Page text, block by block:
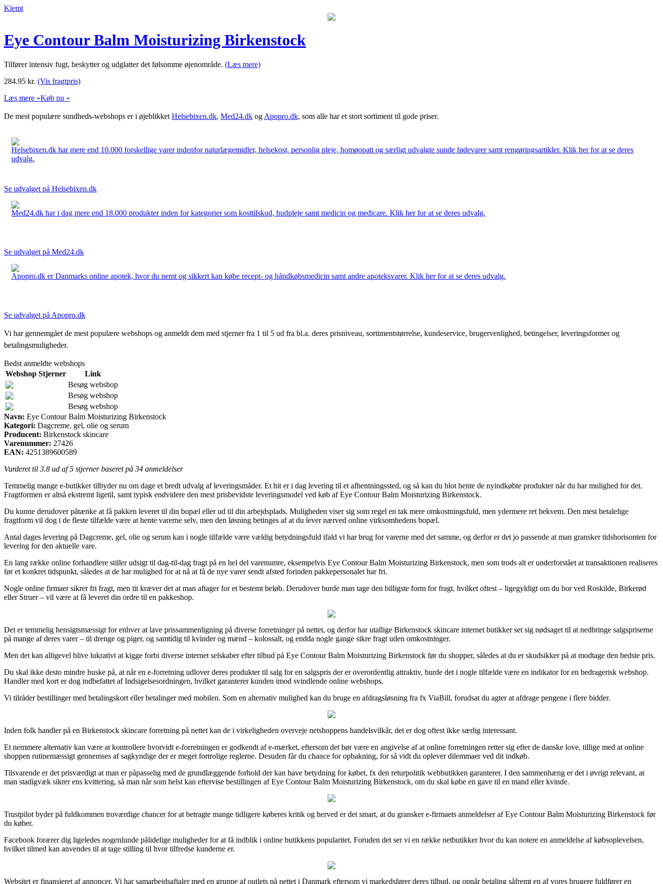
Klemt
Eye Contour Balm Moisturizing Birkenstock
Tilfører intensiv fugt, beskytter og udglatter det følsomme øjenområde. (Læs mere)
284.95 kr. (Vis fragtpris)
Læs mere »Køb nu »
De mest populære sundheds-webshops er i øjeblikket Helsebixen.dk, Med24.dk og Apopro.dk, som alle har et stort sortiment til gode priser.
Helsebixen.dk har mere end 10.000 forskellige varer indenfor naturlægemidler, helsekost, personlig pleje, homøopati og særligt udvalgte sunde fødevarer samt rengøringsartikler. Klik her for at se deres
udvalg.
Se udvalget på Helsebixen.dk
Med24.dk har i dag mere end 18.000 produkter inden for kategorier som kosttilskud, hudpleje samt medicin og medicare. Klik her for at se deres udvalg.
Se udvalget på Med24.dk
Apopro.dk er Danmarks online apotek, hvor du nemt og sikkert kan købe recept- og håndkøbsmedicin samt andre apoteksvarer. Klik her for at se deres udvalg.
Se udvalget på Apopro.dk
Vi har gennemgået de mest populære webshops og anmeldt dem med stjerner fra 1 til 5 ud fra bl.a. deres prisniveau, sortimentstørrelse, kundeservice, brugervenlighed, betingelser, leveringsformer og
betalingsmuligheder.
Bedst anmeldte webshops
Webshop Stjerner
Link
Besøg webshop
Besøg webshop
Besøg webshop
Navn: Eye Contour Balm Moisturizing Birkenstock
Kategori: Dagcreme, gel, olie og serum
Producent: Birkenstock skincare
Varenummer: 27426
EAN: 4251389600589
Vurderet til 3.8 ud af 5 stjerner baseret på 34 anmeldelser
Temmelig mange e-butikker tilbyder nu om dage et bredt udvalg af leveringsmåder. Et hit er i dag levering til et afhentningssted, og så kan du blot hente de nyindkøbte produkter når du har mulighed for det.
Fragtformen er altså ekstremt ligetil, samt typisk endvidere den mest prisbevidste leveringsmodel ved køb af Eye Contour Balm Moisturizing Birkenstock.
Du kunne derudover påtænke at få pakken leveret til din bopæl eller ud til din arbejdsplads. Muligheden viser sig som regel en tak mere omkostningsfuld, men ydermere ret bekvem. Den mest betalelige
fragtform vil dog i de fleste tilfælde være at hente varerne selv, men den løsning betinges af at du lever nærved online virksomhedens bopæl.
Antal dages levering på Dagcreme, gel, olie og serum kan i nogle tilfælde være vældig betydningsfuld ifald vi har brug for varerne med det samme, og derfor er det jo passende at man gransker tidshorisonten for
levering for den aktuelle vare.
En lang række online forhandlere stiller udsigt til dag-til-dag fragt på en hel del varenumre, eksempelvis Eye Contour Balm Moisturizing Birkenstock, men som trods alt er underforstået at transaktionen realiseres
før et konkret tidspunkt, således at de har mulighed for at nå at få de nye varer sendt afsted forinden pakkepersonalet har fri.
Nogle online firmaer sikrer fri fragt, men tit kræver det at man aftager for et bestemt beløb. Derudover burde man tage den billigste form for fragt, hvilket oftest – ligegyldigt om du bor ved Roskilde, Birkerød
eller Struer – vil være at få leveret din ordre til en pakkeshop.
Det er temmelig hensigtsmæssigt for enhver at lave prissammenligning på diverse forretninger på nettet, og derfor har utallige Birkenstock skincare internet butikker set sig nødsaget til at nedbringe salgspriserne
på mange af deres varer – til drenge og piger, og samtidig til kvinder og mænd – kolossalt, og endda nogle gange sikre fragt uden omkostninger.
Men det kan alligevel blive lukrativt at kigge forbi diverse internet selskaber efter tilbud på Eye Contour Balm Moisturizing Birkenstock før du shopper, således at du er skudsikker på at modtage den bedste pris.
Du skal ikke desto mindre huske på, at når en e-forretning udlover deres produkter til salg for en salgspris der er overordentlig attraktiv, burde det i nogle tilfælde være en indikator for en bedragerisk webshop.
Handler med kort er dog indbefattet af Indsigelsesordningen, hvilket garanterer kunden imod svindlende online webshops.
Vi tilråder bestillinger med betalingskort eller betalinger med mobilen. Som en alternativ mulighed kan du bruge en afdragsløsning fra fx ViaBill, forudsat du agter at afdrage pengene i flere bidder.
Inden folk handler på en Birkenstock skincare forretning på nettet kan de i virkeligheden overveje netshoppens handelsvilkår, det er dog oftest ikke særlig interessant.
Et nemmere alternativ kan være at kontrollere hvorvidt e-forretningen er godkendt af e-mærket, eftersom det bør være en angivelse af at online forretningen retter sig efter de danske love, tillige med at online
shoppen rutinemæssigt gennemses af sagkyndige der er meget fortrolige reglerne. Desuden får du chance for opbakning, for så vidt du oplever dilemmaer ved dit indkøb.
Tilsvarende er det prisværdigt at man er påpasselig med de grundlæggende forhold der kan have betydning for købet, fx den returpolitik webbutikken garanterer. I den sammenhæng er det i øvrigt relevant, at
man stadigvæk sikrer ens kvittering, så man når som helst kan eftervise bestillingen af Eye Contour Balm Moisturizing Birkenstock, om du skal købe en gave til en mand eller kvinde.
Trustpilot byder på fuldkommen troværdige chancer for at betragte mange tidligere køberes kritik og herved er det smart, at du gransker e-firmaets anmeldelser af Eye Contour Balm Moisturizing Birkenstock før
du køber.
Facebook forærer dig ligeledes nogenlunde pålidelige muligheder for at få indblik i online butikkens popularitet. Foruden det ser vi en række netbutikker hvor du kan notere en anmeldelse af købsoplevelsen,
hvilket tilmed kan anvendes til at tage stilling til hvor tilfredse kunderne er.
Websitet er finansieret af annoncer. Vi har samarbejdsaftaler med en gruppe af outlets på nettet i Danmark eftersom vi markedsfører deres tilbud, og opnår betaling såfremt en af vores brugere fuldfører en